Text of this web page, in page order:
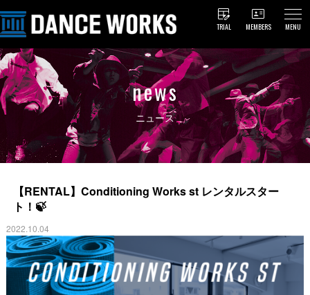
TRIAL MEMBERS MENU
news
ニュース
【RENTAL】Conditioning Works st レンタルスター
ト！🍃
2022.10.04